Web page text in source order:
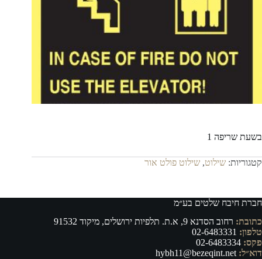
בשעת שריפה 1
קטגוריות: שילוט, שילוט פולט אור
חברת חיבח שלטים בע״מ
כתובת: רחוב הסדנא 9, א.ת. תלפיות ירושלים, מיקוד 91532
טלפון: 02-6483331
פקס:
דוא״ל: hybh11@bezeqint.net